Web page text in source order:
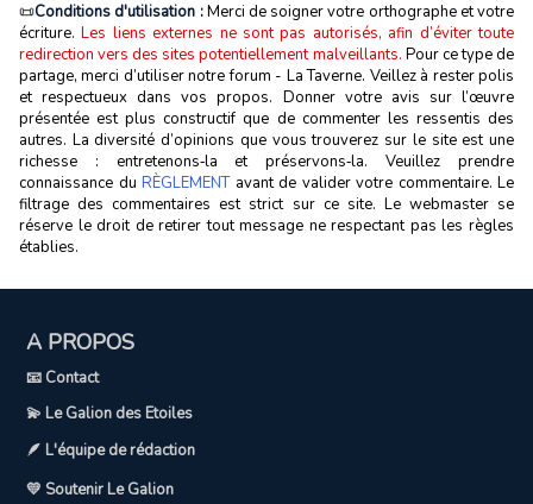
📜Conditions d'utilisation :Merci de soigner votre orthographe et votre
écriture.Les liens externes ne sont pas autorisés, afin d’éviter toute
redirection vers des sites potentiellement malveillants. Pour ce type de
partage, merci d’utiliser notre forum - La Taverne. Veillez à rester polis
et respectueux dans vos propos. Donner votre avis sur l’œuvre
présentée est plus constructif que de commenter les ressentis des
autres. La diversité d’opinions que vous trouverez sur le site est une
richesse : entretenons‑la et préservons‑la. Veuillez prendre
connaissance du RÈGLEMENTavant de valider votre commentaire. Le
filtrage des commentaires est strict sur ce site. Le webmaster se
réserve le droit de retirer tout message ne respectant pas les règles
établies.
A PROPOS
📧 Contact
💫 Le Galion des Etoiles
🪶 L'équipe de rédaction
💛 Soutenir Le Galion